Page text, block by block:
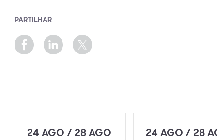
PARTILHAR
24 AGO / 28 AGO
24 AGO / 28